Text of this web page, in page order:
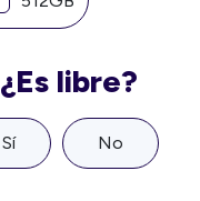
¿Es libre?
Sí No